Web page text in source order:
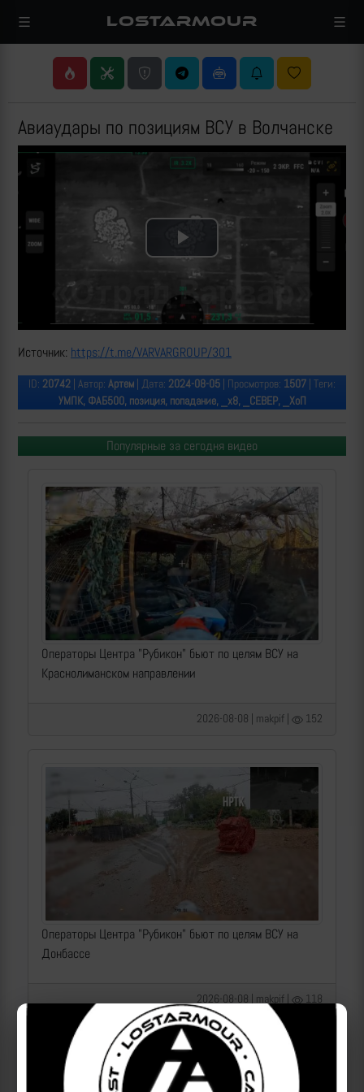
LOSTARMOUR
Авиаудары по позициям ВСУ в Волчанске
Play
Video
Источник: https://t.me/VARVARGROUP/301
ID: 20742 | Автор: Артем | Дата: 2024-08-05 | Просмотров: 1507 | Теги:
УМПК, ФАБ500, позиция, попадание, _х8, _СЕВЕР, _ХоП
Популярные за сегодня видео
Операторы Центра "Рубикон" бьют по целям ВСУ на
Краснолиманском направлении
2026-08-08 | makpif | 152
Операторы Центра "Рубикон" бьют по целям ВСУ на
Донбассе
2026-08-08 | makpif | 118